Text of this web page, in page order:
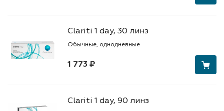
1 773 ₽
Clariti 1 day, 30 линз
Обычные, однодневные
Clariti 1 day, 90 линз